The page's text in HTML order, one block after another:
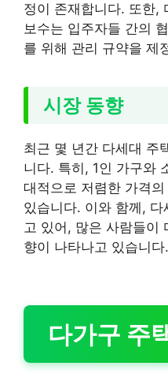
정이 존재합니다. 또한,
보수는 입주자들 간의
를 위해 관리 규약을 제
시장 동향
최근 몇 년간 다세대 주
니다. 특히, 1인 가구와
대적으로 저렴한 가격
있습니다. 이와 함께,
고 있어, 많은 사람들이
향이 나타나고 있습니다.
다가구 주